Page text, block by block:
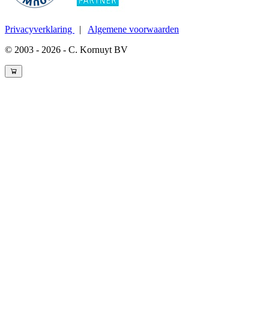
Privacyverklaring | Algemene voorwaarden
© 2003 - 2026 - C. Kornuyt BV